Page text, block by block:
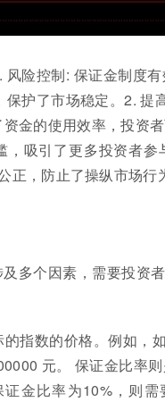
险控制: 保证金制度
护了市场稳定。2. 提
金的使用效率，投资
吸引了更多投资者
，防止了操纵市场行
多个因素，需要投资
指数的价格。例如，
元。 保证金比率
金比率为10%，则